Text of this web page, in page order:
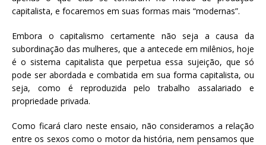
capitalista, e focaremos em suas formas mais “modernas”.
Embora o capitalismo certamente não seja a causa da
subordinação das mulheres, que a antecede em milênios, hoje
é o sistema capitalista que perpetua essa sujeição, que só
pode ser abordada e combatida em sua forma capitalista, ou
seja, como é reproduzida pelo trabalho assalariado e
propriedade privada.
Como ficará claro neste ensaio, não consideramos a relação
entre os sexos como o motor da história, nem pensamos que